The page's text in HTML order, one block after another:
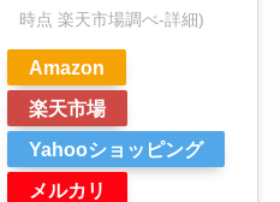
時点 楽天市場調べ-詳細)
Amazon
楽天市場
Yahooショッピング
メルカリ